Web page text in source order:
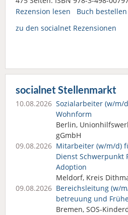
Rezension lesen
Buch bestellen
zu den socialnet Rezensionen
socialnet Stellenmarkt
10.08.2026 Sozialarbeiter (w/m/
Wohnform
Berlin,
gGmbH
09.08.2026 Mitarbeiter (w/m/d)
Dienst Schwerpunkt
Adoption
Meldorf, Kreis
09.08.2026 Bereichsleitung (w/
betreuung und
Bremen, SOS-